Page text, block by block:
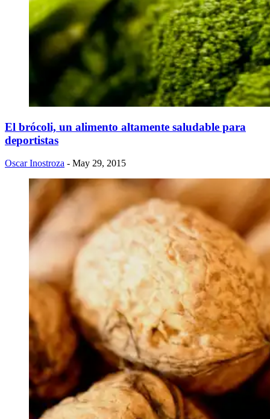
El brócoli, un alimento altamente saludable para
deportistas
Oscar Inostroza - May 29, 2015